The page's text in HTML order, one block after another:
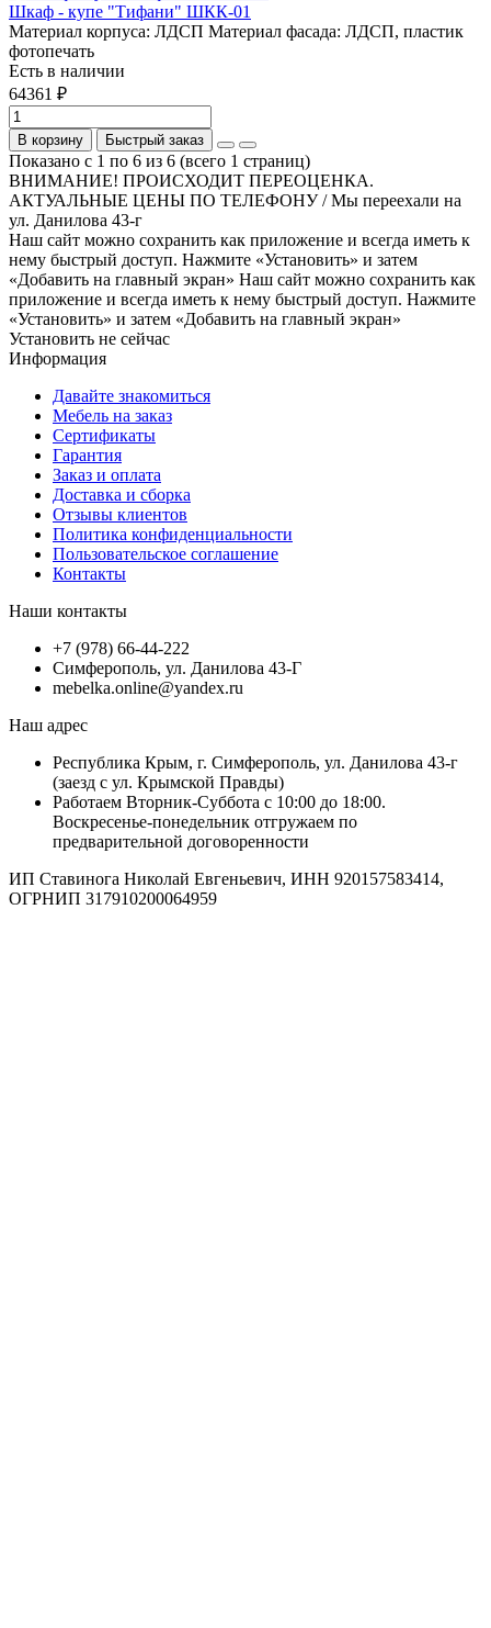
Шкаф - купе "Тифани" ШКК-01
Материал корпуса: ЛДСП Материал фасада: ЛДСП, пластик
фотопечать
Есть в наличии
64361 ₽
В корзину Быстрый заказ
Показано с 1 по 6 из 6 (всего 1 страниц)
ВНИМАНИЕ! ПРОИСХОДИТ ПЕРЕОЦЕНКА.
АКТУАЛЬНЫЕ ЦЕНЫ ПО ТЕЛЕФОНУ / Мы переехали на
ул. Данилова 43-г
Наш сайт можно сохранить как приложение и всегда иметь к
нему быстрый доступ. Нажмите «Установить» и затем
«Добавить на главный экран» Наш сайт можно сохранить как
приложение и всегда иметь к нему быстрый доступ. Нажмите
«Установить» и затем «Добавить на главный экран»
Установить не сейчас
Информация
Давайте знакомиться
Мебель на заказ
Сертификаты
Гарантия
Заказ и оплата
Доставка и сборка
Отзывы клиентов
Политика конфиденциальности
Пользовательское соглашение
Контакты
Наши контакты
+7 (978) 66-44-222
Симферополь, ул. Данилова 43-Г
mebelka.online@yandex.ru
Наш адрес
Республика Крым, г. Симферополь, ул. Данилова 43-г
(заезд с ул. Крымской Правды)
Работаем Вторник-Суббота с 10:00 до 18:00.
Воскресенье-понедельник отгружаем по
предварительной договоренности
ИП Ставинога Николай Евгеньевич, ИНН 920157583414,
ОГРНИП 317910200064959